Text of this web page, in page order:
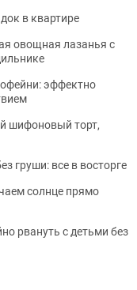
в квартире
овощная лазанья с
эффектно
шифоновый торт,
груши: все в восторге
солнце прямо
рвануть с детьми без